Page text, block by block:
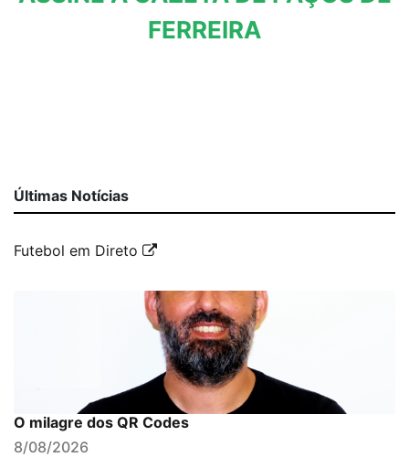
FERREIRA
Últimas Notícias
Futebol em Direto
O milagre dos QR Codes
8/08/2026